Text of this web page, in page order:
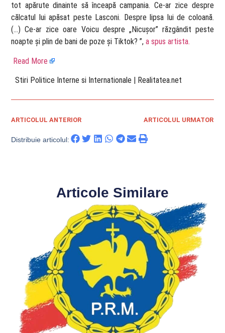
tot apărute dinainte să înceapă campania. Ce-ar zice despre
călcatul lui apăsat peste Lasconi. Despre lipsa lui de coloană.
(…) Ce-ar zice oare Voicu despre „Nicușor” răzgândit peste
noapte și plin de bani de poze și Tiktok? ”,a spus artista.
Read More
​ Stiri Politice Interne si Internationale | Realitatea.net
ARTICOLUL ANTERIOR ARTICOLUL URMATOR
Distribuie articolul:
Articole Similare